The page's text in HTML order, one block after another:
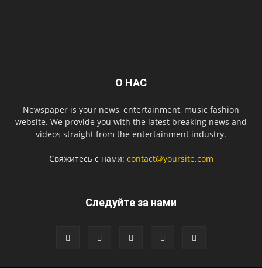
О НАС
Newspaper is your news, entertainment, music fashion
website. We provide you with the latest breaking news and
videos straight from the entertainment industry.
Свяжитесь с нами: contact@yoursite.com
Следуйте за нами